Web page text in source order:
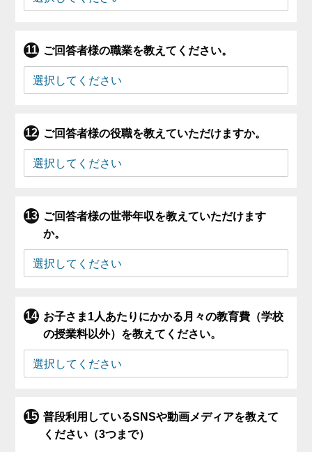
ご回答者様の職業を教えてください。
ご回答者様の役職を教えていただけますか。
ご回答者様の世帯年収を教えていただけます
か。
お子さま1人あたりにかかる月々の教育費（学校
の授業料以外）を教えてください。
普段利用しているSNSや動画メディアを教えて
ください（3つまで）